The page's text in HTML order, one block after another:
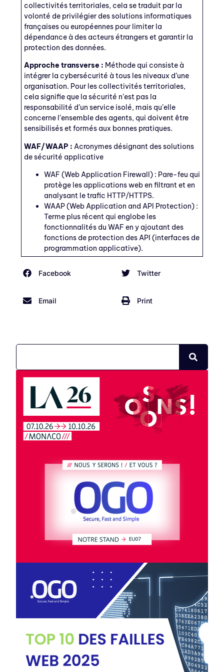
collectivités territoriales, cela se traduit par la
volonté de privilégier des solutions informatiques
françaises ou européennes pour limiter la
dépendance à des acteurs étrangers et garantir la
protection des données.
Approche transverse : Méthode qui consiste à
intégrer la cybersécurité à tous les niveaux d’une
organisation. Pour les collectivités territoriales,
cela signifie que la sécurité n’est pas la
responsabilité d’un service isolé, mais qu’elle
concerne l’ensemble des agents, qui doivent être
sensibilisés et formés aux bonnes pratiques.
WAF/WAAP : Acronymes désignant des solutions
de sécurité applicative
WAF (Web Application Firewall) : Pare-feu qui
protège les applications web en filtrant et en
analysant le trafic HTTP/HTTPS.
WAAP (Web Application and API Protection) :
Terme plus récent qui englobe les
fonctionnalités du WAF en y ajoutant des
fonctions de protection des API (interfaces de
programmation applicative).
Facebook Twitter
Email Print